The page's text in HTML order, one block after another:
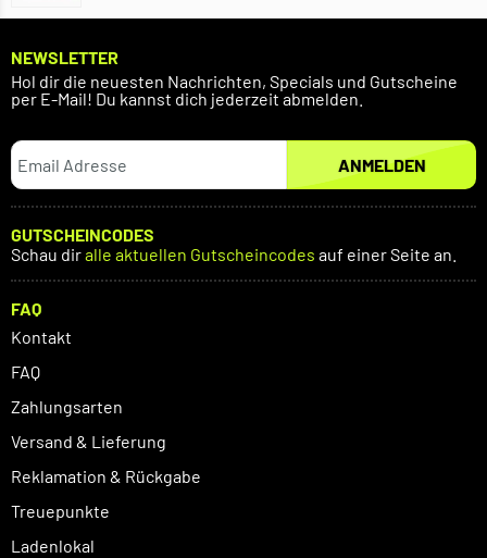
NEWSLETTER
Hol dir die neuesten Nachrichten, Specials und Gutscheine
per E-Mail! Du kannst dich jederzeit abmelden.
ANMELDEN
GUTSCHEINCODES
Schau diralle aktuellen Gutscheincodes auf einer Seite an.
FAQ
Kontakt
FAQ
Zahlungsarten
Versand & Lieferung
Reklamation & Rückgabe
Treuepunkte
Ladenlokal